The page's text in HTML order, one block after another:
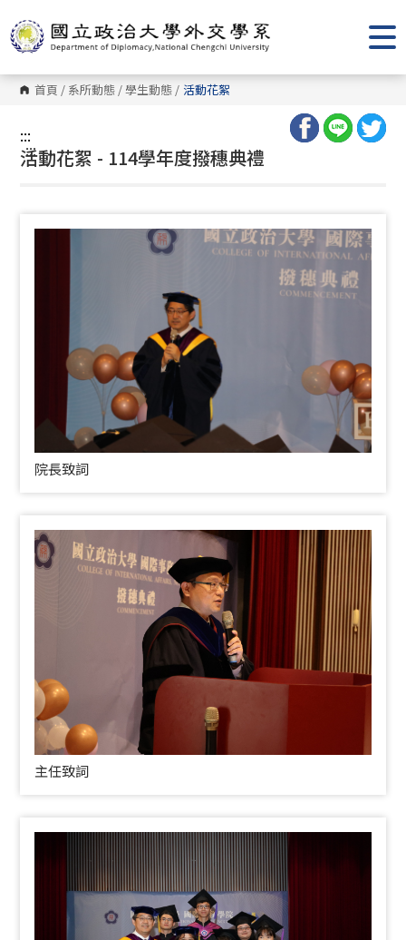
到
主
要
內
容
區 首頁 / 系所動態 /學生動態 / 活動花絮
:::
:::
活動花絮 - 114學年度撥穗典禮
院長致詞
主任致詞